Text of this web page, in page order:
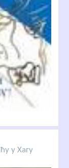
у Хагу